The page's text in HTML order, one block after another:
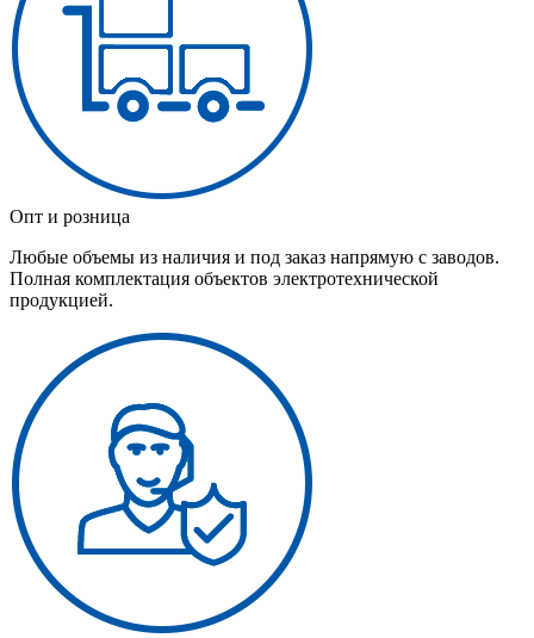
Опт и розница
Любые объемы из наличия и под заказ напрямую с заводов.
Полная комплектация объектов электротехнической
продукцией.